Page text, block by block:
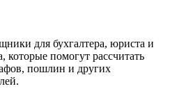
для бухгалтера, юриста и
которые помогут рассчитать
пошлин и других